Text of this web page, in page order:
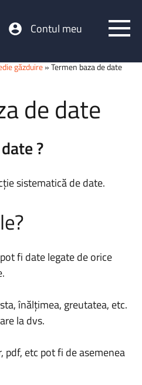
Contul meu
găzduire» Termen baza de date
de date
?
sistematică de date.
fi date legate de orice
înălțimea, greutatea, etc.
la dvs.
pdf, etc pot fi de asemenea